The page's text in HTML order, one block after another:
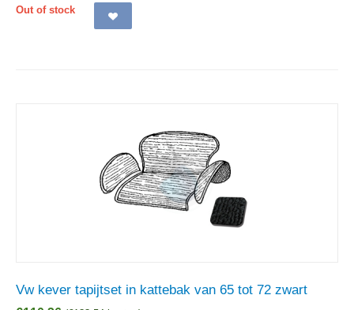
Out of stock
Vw kever tapijtset in kattebak van 65 tot 72 zwart